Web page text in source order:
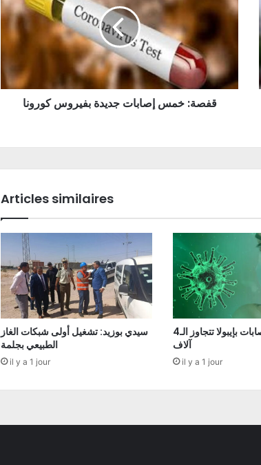
قفصة: خمس إصابات جديدة بفيروس كورونا
Articles similaires
سيدي بوزيد: تشغيل أولى شبكات الغاز
الطبيعي بجلمة
il y a 1 jour
الكونغو: الإصابات بإيبولا تتجاوز الـ4
آلاف
il y a 1 jour